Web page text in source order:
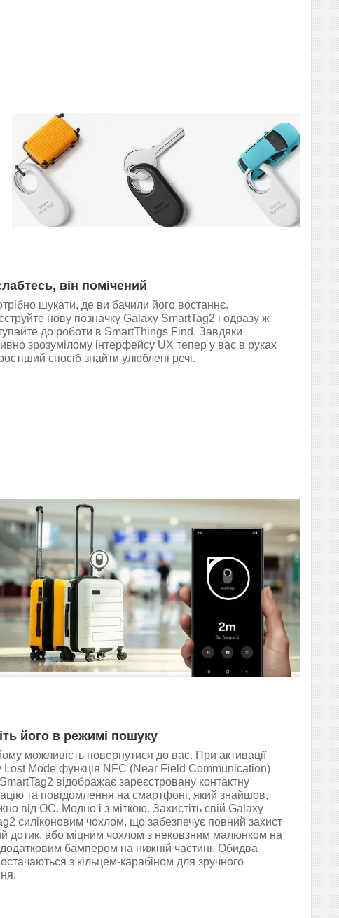
він помічений
шукати, де ви бачили його востаннє.
нову позначку Galaxy SmartTag2 і одразу ж
до роботи в SmartThings Find. Завдяки
зрозумілому інтерфейсу UX тепер у вас в руках
спосіб знайти улюблені речі.
його в режимі пошуку
можливість повернутися до вас. При активації
Mode функція NFC (Near Field Communication)
відображає зареєстровану контактну
та повідомлення на смартфоні, який знайшов,
від ОС. Модно і з міткою. Захистіть свій Galaxy
силіконовим чохлом, що забезпечує повний захист
дотик, або міцним чохлом з нековзним малюнком на
додатковим бампером на нижній частині. Обидва
з кільцем-карабіном для зручного